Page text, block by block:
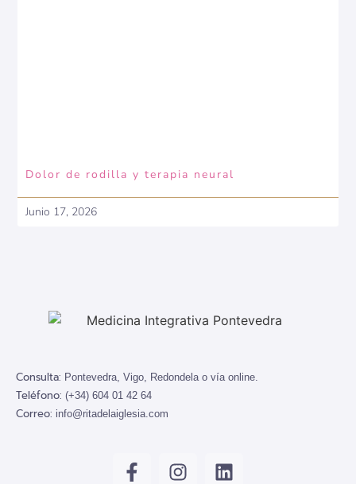
Dolor de rodilla y terapia neural
Junio 17, 2026
Consulta: Pontevedra, Vigo, Redondela o vía online.
Teléfono: (+34) 604 01 42 64
Correo: info@ritadelaiglesia.com